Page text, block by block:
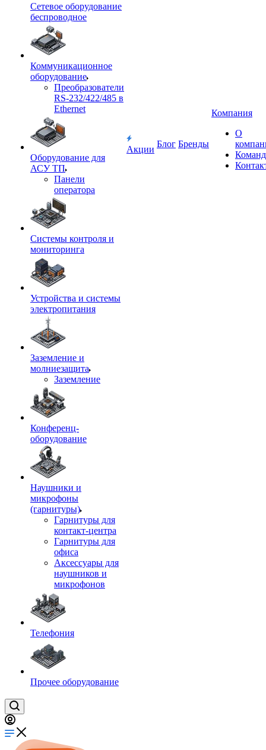
Сетевое оборудование
беспроводное
Коммуникационное
оборудование
Преобразователи
RS-232/422/485 в
Ethernet
Оборудование для
АСУ ТП
Панели
оператора
Системы контроля и
мониторинга
Устройства и системы
электропитания
Заземление и
молниезащита
Заземление
Конференц-
оборудование
Наушники и
микрофоны
(гарнитуры)
Гарнитуры для
контакт-центра
Гарнитуры для
офиса
Аксессуары для
наушников и
микрофонов
Телефония
Прочее оборудование
Акции
Блог Бренды
Компания
О